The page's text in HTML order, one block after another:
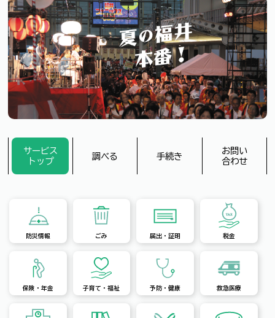
サービス
トップ
調べる 手続き
お問い
合わせ
防災情報 ごみ 届出・証明 税金
保険・年金 子育て・福祉 予防・健康 救急医療